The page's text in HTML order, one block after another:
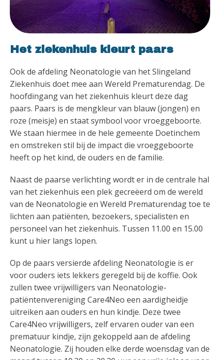
Het ziekenhuis kleurt paars
Ook de afdeling Neonatologie van het Slingeland
Ziekenhuis doet mee aan Wereld Prematurendag. De
hoofdingang van het ziekenhuis kleurt deze dag
paars. Paars is de mengkleur van blauw (jongen) en
roze (meisje) en staat symbool voor vroeggeboorte.
We staan hiermee in de hele gemeente Doetinchem
en omstreken stil bij de impact die vroeggeboorte
heeft op het kind, de ouders en de familie.
Naast de paarse verlichting wordt er in de centrale hal
van het ziekenhuis een plek gecreëerd om de wereld
van de Neonatologie en Wereld Prematurendag toe te
lichten aan patiënten, bezoekers, specialisten en
personeel van het ziekenhuis. Tussen 11.00 en 15.00
kunt u hier langs lopen.
Op de paars versierde afdeling Neonatologie is er
voor ouders iets lekkers geregeld bij de koffie. Ook
zullen twee vrijwilligers van Neonatologie-
patiëntenvereniging Care4Neo een aardigheidje
uitreiken aan ouders en hun kindje. Deze twee
Care4Neo vrijwilligers, zelf ervaren ouder van een
prematuur kindje, zijn gekoppeld aan de afdeling
Neonatologie. Zij houden elke derde woensdag van de